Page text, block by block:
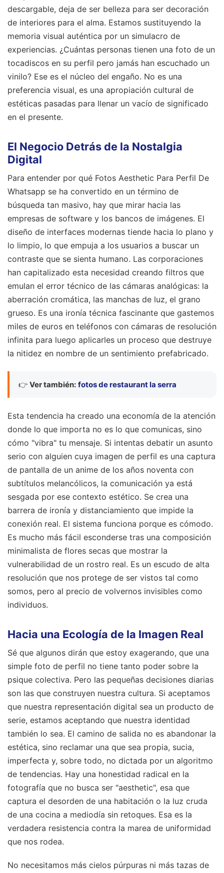
descargable, deja de ser belleza para ser decoración
de interiores para el alma. Estamos sustituyendo la
memoria visual auténtica por un simulacro de
experiencias. ¿Cuántas personas tienen una foto de un
tocadiscos en su perfil pero jamás han escuchado un
vinilo? Ese es el núcleo del engaño. No es una
preferencia visual, es una apropiación cultural de
estéticas pasadas para llenar un vacío de significado
en el presente.
El Negocio Detrás de la Nostalgia
Digital
Para entender por qué Fotos Aesthetic Para Perfil De
Whatsapp se ha convertido en un término de
búsqueda tan masivo, hay que mirar hacia las
empresas de software y los bancos de imágenes. El
diseño de interfaces modernas tiende hacia lo plano y
lo limpio, lo que empuja a los usuarios a buscar un
contraste que se sienta humano. Las corporaciones
han capitalizado esta necesidad creando filtros que
emulan el error técnico de las cámaras analógicas: la
aberración cromática, las manchas de luz, el grano
grueso. Es una ironía técnica fascinante que gastemos
miles de euros en teléfonos con cámaras de resolución
infinita para luego aplicarles un proceso que destruye
la nitidez en nombre de un sentimiento prefabricado.
👉 Ver también: fotos de restaurant la serra
Esta tendencia ha creado una economía de la atención
donde lo que importa no es lo que comunicas, sino
cómo "vibra" tu mensaje. Si intentas debatir un asunto
serio con alguien cuya imagen de perfil es una captura
de pantalla de un anime de los años noventa con
subtítulos melancólicos, la comunicación ya está
sesgada por ese contexto estético. Se crea una
barrera de ironía y distanciamiento que impide la
conexión real. El sistema funciona porque es cómodo.
Es mucho más fácil esconderse tras una composición
minimalista de flores secas que mostrar la
vulnerabilidad de un rostro real. Es un escudo de alta
resolución que nos protege de ser vistos tal como
somos, pero al precio de volvernos invisibles como
individuos.
Hacia una Ecología de la Imagen Real
Sé que algunos dirán que estoy exagerando, que una
simple foto de perfil no tiene tanto poder sobre la
psique colectiva. Pero las pequeñas decisiones diarias
son las que construyen nuestra cultura. Si aceptamos
que nuestra representación digital sea un producto de
serie, estamos aceptando que nuestra identidad
también lo sea. El camino de salida no es abandonar la
estética, sino reclamar una que sea propia, sucia,
imperfecta y, sobre todo, no dictada por un algoritmo
de tendencias. Hay una honestidad radical en la
fotografía que no busca ser "aesthetic", esa que
captura el desorden de una habitación o la luz cruda
de una cocina a mediodía sin retoques. Esa es la
verdadera resistencia contra la marea de uniformidad
que nos rodea.
No necesitamos más cielos púrpuras ni más tazas de